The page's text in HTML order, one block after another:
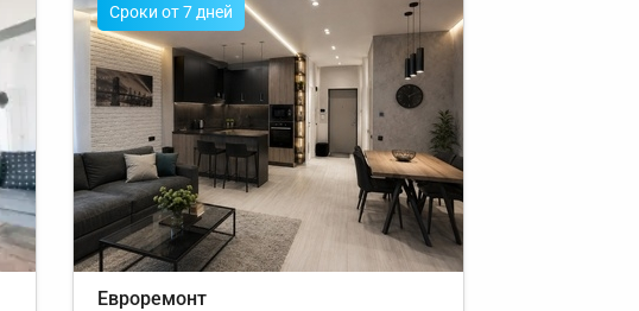
Cроки от 7 дней
Евроремонт